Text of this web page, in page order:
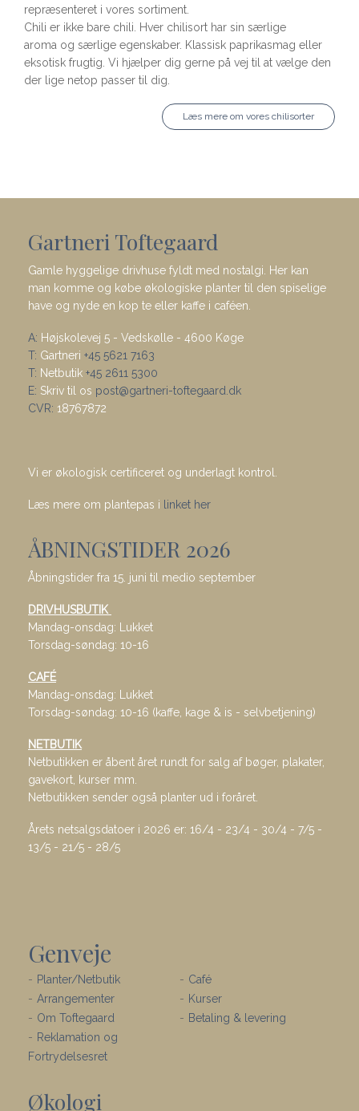
repræsenteret i vores sortiment.
Chili er ikke bare chili. Hver chilisort har sin særlige
aroma og særlige egenskaber. Klassisk paprikasmag eller
eksotisk frugtig. Vi hjælper dig gerne på vej til at vælge den
der lige netop passer til dig.
Læs mere om vores chilisorter
Gartneri Toftegaard
Gamle hyggelige drivhuse fyldt med nostalgi. Her kan
man komme og købe økologiske planter til den spiselige
have og nyde en kop te eller kaffe i caféen.
A: Højskolevej 5 - Vedskølle - 4600 Køge
T: Gartneri +45 5621 7163
T: Netbutik +45 2611 5300
E: Skriv til os post@gartneri-toftegaard.dk
CVR: 18767872
Vi er økologisk certificeret og underlagt kontrol.
Læs mere om plantepas i linket her
ÅBNINGSTIDER 2026
Åbningstider fra 15. juni til medio september
DRIVHUSBUTIK
Mandag-onsdag: Lukket
Torsdag-søndag: 10-16
CAFÉ
Mandag-onsdag: Lukket
Torsdag-søndag: 10-16 (kaffe, kage & is - selvbetjening)
NETBUTIK
Netbutikken er åbent året rundt for salg af bøger, plakater,
gavekort, kurser mm.
Netbutikken sender også planter ud i foråret.
Årets netsalgsdatoer i 2026 er: 16/4 - 23/4 - 30/4 - 7/5 -
13/5 - 21/5 - 28/5
Genveje
Planter/Netbutik
Café
Arrangementer
Kurser
Om Toftegaard
Betaling & levering
Reklamation og
Fortrydelsesret
Økologi